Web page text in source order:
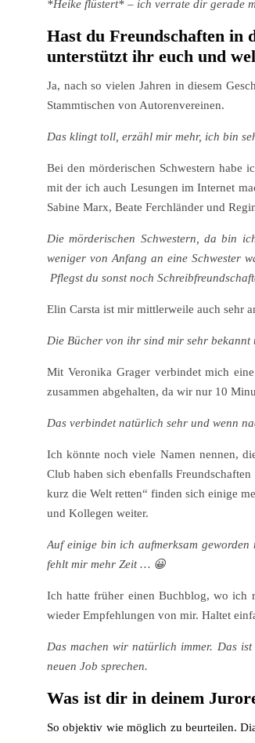
*Heike flüstert* – ich verrate dir gerade
Hast du Freundschaften in
unterstützt ihr euch und
Ja, nach so vielen Jahren in diesem
Stammtischen von Autorenvereinen.
Das klingt toll, erzähl mir mehr, ich bin
Bei den mörderischen Schwestern habe
mit der ich auch Lesungen im Internet
Sabine Marx, Beate Ferchländer und
Die mörderischen Schwestern, da bin
weniger von Anfang an eine Schwester
Pflegst du sonst noch
Elin Carsta ist mir mittlerweile auch sehr
Die Bücher von ihr sind mir sehr bekannt
Mit Veronika Grager verbindet mich
zusammen abgehalten, da wir nur 10
Das verbindet natürlich sehr und wenn
Ich könnte noch viele Namen nennen,
Club haben sich ebenfalls
kurz die Welt retten“ finden sich einige
und Kollegen weiter.
Auf einige bin ich aufmerksam
fehlt mir mehr Zeit … 😀
Ich hatte früher einen Buchblog, wo ich
wieder Empfehlungen von mir. Haltet
Das machen wir natürlich immer. Das
neuen Job sprechen.
Was ist dir in deinem
So objektiv wie möglich zu beurteilen.